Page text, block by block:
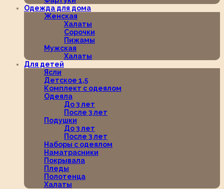
Одежда для дома
Женская
Халаты
Сорочки
Пижамы
Мужская
Халаты
Для детей
Ясли
Детское 1,5
Комплект с одеялом
Одеяла
До 3 лет
После 3 лет
Подушки
До 3 лет
После 3 лет
Наборы с одеялом
Наматрасники
Покрывала
Пледы
Полотенца
Халаты